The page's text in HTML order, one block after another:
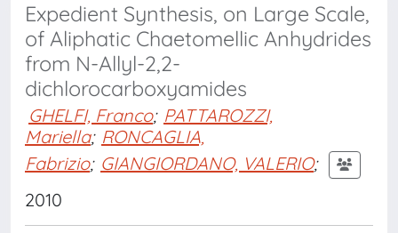
Expedient Synthesis, on Large Scale,
of Aliphatic Chaetomellic Anhydrides
from N-Allyl-2,2-
dichlorocarboxyamides
GHELFI, Franco; PATTAROZZI,
Mariella; RONCAGLIA,
Fabrizio; GIANGIORDANO, VALERIO;
2010